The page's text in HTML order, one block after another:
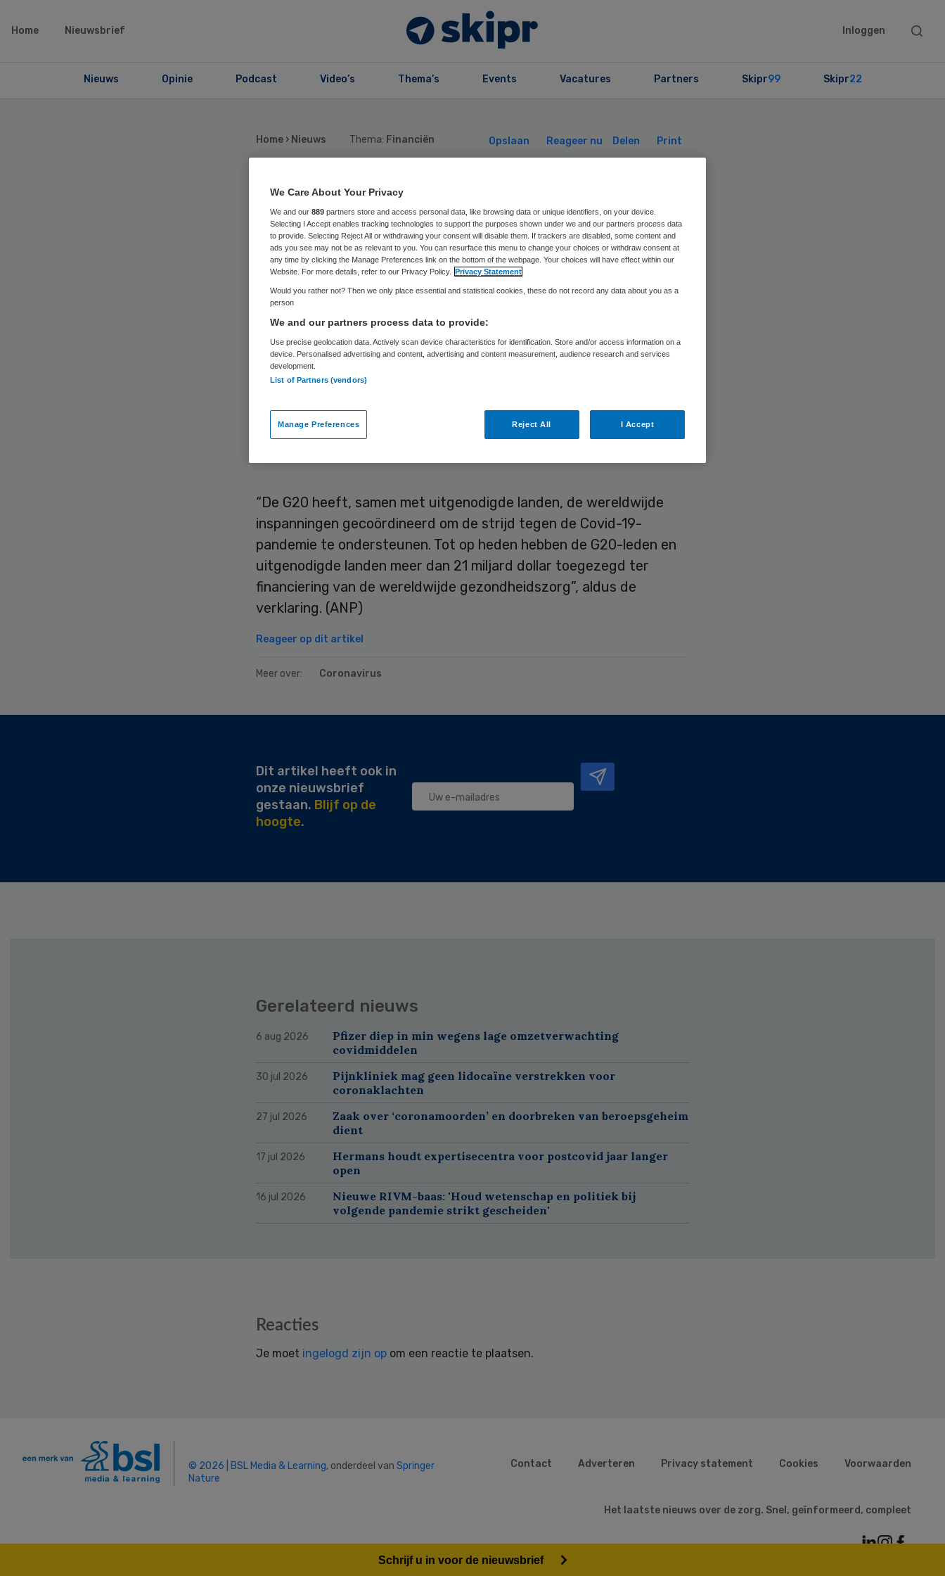
Home Nieuwsbrief Inloggen
Search
Nieuws Opinie Podcast Video’s Thema’s Events Vacatures Partners Skipr99 Skipr22
Home › Nieuws Thema: Financiën Opslaan Reageer nu Delen Print
G20 maakt 21 miljard
dollar vrij voor
coronabestrijding
Skipr Redactie 6 juni 2020,12:31 202 keer gelezen
De G20-landen, de twintig belangrijkste economieën, hebben 21
miljard dollar (18,6 miljard euro) toegezegd om het coronavirus te
“De G20 heeft, samen met uitgenodigde landen, de wereldwijde
inspanningen gecoördineerd om de strijd tegen de Covid-19-
pandemie te ondersteunen. Tot op heden hebben de G20-leden en
uitgenodigde landen meer dan 21 miljard dollar toegezegd ter
financiering van de wereldwijde gezondheidszorg”, aldus de
verklaring. (ANP)
Reageer op dit artikel
Meer over: Coronavirus
Dit artikel heeft ook in
onze nieuwsbrief
gestaan. Blijf op de
hoogte.
Gerelateerd nieuws
6 aug 2026
Pfizer diep in min wegens lage omzetverwachting
covidmiddelen
30 jul 2026
Pijnkliniek mag geen lidocaïne verstrekken voor
coronaklachten
27 jul 2026
Zaak over ‘coronamoorden’ en doorbreken van beroepsgeheim
dient
17 jul 2026
Hermans houdt expertisecentra voor postcovid jaar langer
open
16 jul 2026
Nieuwe RIVM-baas: 'Houd wetenschap en politiek bij
volgende pandemie strikt gescheiden'
Reacties
Je moet ingelogd zijn op om een reactie te plaatsen.
© 2026 | BSL Media & Learning, onderdeel van Springer
Nature
Contact Adverteren Privacy statement Cookies Voorwaarden
Het laatste nieuws over de zorg. Snel, geïnformeerd, compleet
Schrijf u in voor de nieuwsbrief
We Care About Your Privacy
We and our 889 partners store and access personal data, like browsing data or unique identifiers, on your device.
Selecting I Accept enables tracking technologies to support the purposes shown under we and our partners process data
to provide. Selecting Reject All or withdrawing your consent will disable them. If trackers are disabled, some content and
ads you see may not be as relevant to you. You can resurface this menu to change your choices or withdraw consent at
any time by clicking the Manage Preferences link on the bottom of the webpage. Your choices will have effect within our
Website. For more details, refer to our Privacy Policy. Privacy Statement
Would you rather not? Then we only place essential and statistical cookies, these do not record any data about you as a
person
We and our partners process data to provide:
Use precise geolocation data. Actively scan device characteristics for identification. Store and/or access information on a
device. Personalised advertising and content, advertising and content measurement, audience research and services
development.
List of Partners (vendors)
Manage Preferences Reject All I Accept